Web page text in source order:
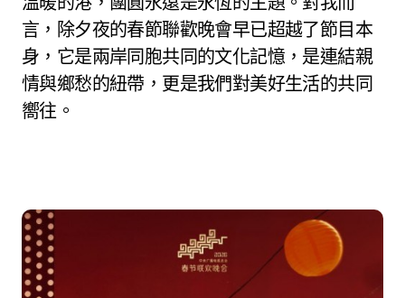
言，除夕夜的春節聯歡晚會早已超越了節目本
身，它是兩岸同胞共同的文化記憶，是連結親
情與鄉愁的紐帶，更是我們對美好生活的共同
嚮往。